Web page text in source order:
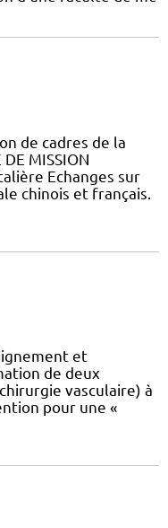
de cadres de la
MISSION
Echanges sur
chinois et français.
et
de deux
vasculaire) à
pour une «